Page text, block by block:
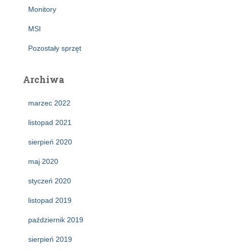
Monitory
MSI
Pozostały sprzęt
Archiwa
marzec 2022
listopad 2021
sierpień 2020
maj 2020
styczeń 2020
listopad 2019
październik 2019
sierpień 2019